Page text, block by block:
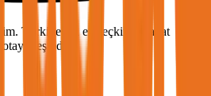
Türkiye'nin en seçkin seyahat
keşfedin.